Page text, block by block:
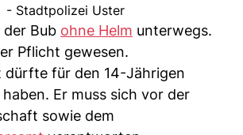
- Stadtpolizei Uster
Bub ohne Helm unterwegs.
Pflicht gewesen.
dürfte für den 14-Jährigen
Er muss sich vor der
sowie dem